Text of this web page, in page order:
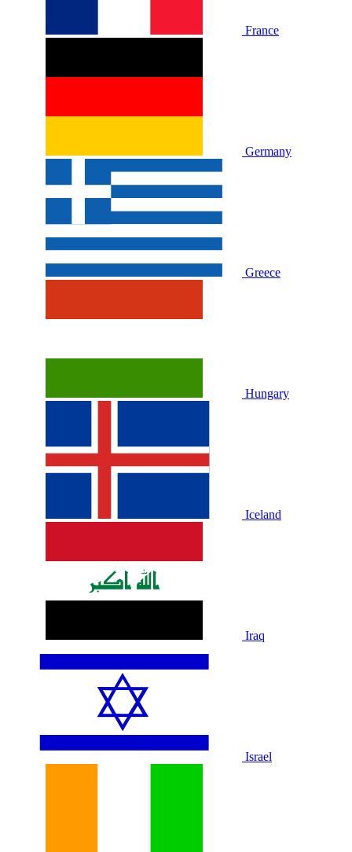
France
Germany
Greece
Hungary
Iceland
Iraq
Israel